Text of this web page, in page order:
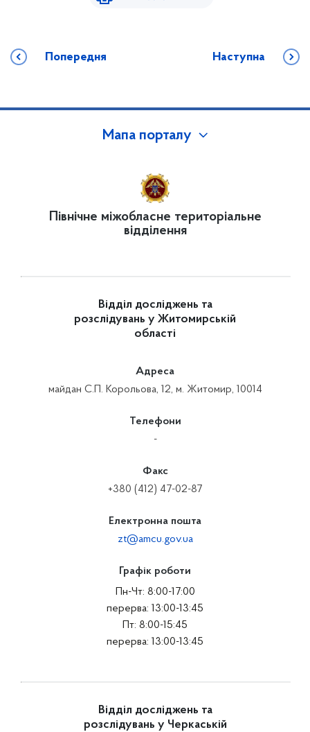
Попередня Наступна
Мапа порталу
Північне міжобласне територіальне
відділення
Відділ досліджень та
розслідувань у Житомирській
області
Адреса
майдан С.П. Корольова, 12, м. Житомир, 10014
Телефони
-
Факс
+380 (412) 47-02-87
Електронна пошта
zt@amcu.gov.ua
Графік роботи
Пн-Чт: 8:00-17:00
перерва: 13:00-13:45
Пт: 8:00-15:45
перерва: 13:00-13:45
Відділ досліджень та
розслідувань у Черкаській